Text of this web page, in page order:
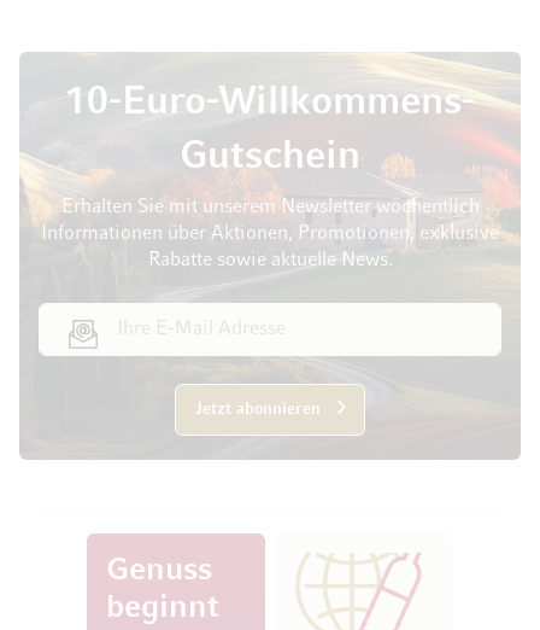
10-Euro-Willkommens-
Gutschein
Erhalten Sie mit unserem Newsletter wöchentlich
Informationen über Aktionen, Promotionen, exklusive
Rabatte sowie aktuelle News.
Jetzt abonnieren
Genuss
beginnt